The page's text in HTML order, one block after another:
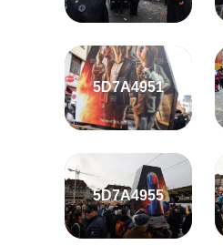
5D7A4951
5D7A4955